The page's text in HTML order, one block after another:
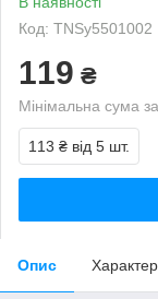
Код: TNSy5501002
119 ₴
Мінімальна сума
113 ₴ від 5 шт.
Опис